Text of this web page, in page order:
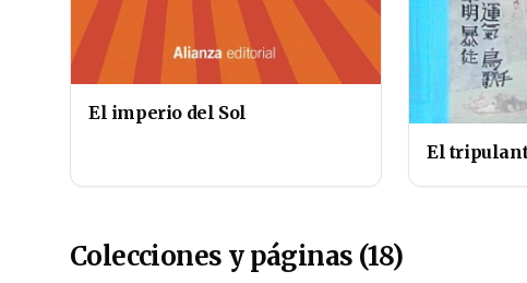
El imperio del Sol
El
Colecciones y páginas (18)